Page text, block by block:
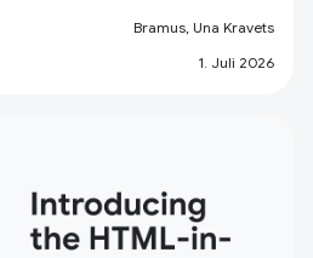
Bramus, Una Kravets
1. Juli 2026